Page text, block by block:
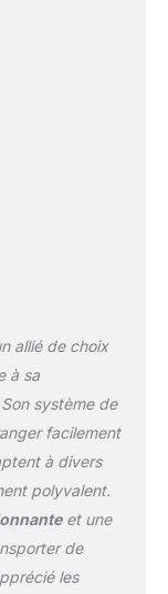
Haute
de
est
de
d'une
de
et
une
vie. Les
de
une
d'objets.
porte-
poches
petits
de
100 kg.
les
allié de choix
à sa
système de
facilement
à divers
polyvalent.
et une
de
les